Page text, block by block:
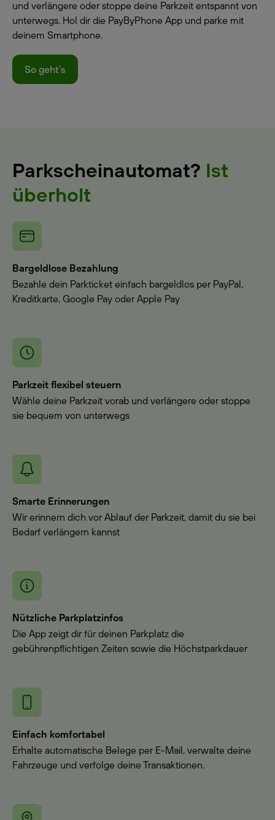
und verlängere oder stoppe deine Parkzeit entspannt von
unterwegs. Hol dir die PayByPhone App und parke mit
deinem Smartphone.
So geht's
Parkscheinautomat? Ist
überholt
Bargeldlose Bezahlung
Bezahle dein Parkticket einfach bargeldlos per PayPal,
Kreditkarte, Google Pay oder Apple Pay
Parkzeit flexibel steuern
Wähle deine Parkzeit vorab und verlängere oder stoppe
sie bequem von unterwegs
Smarte Erinnerungen
Wir erinnern dich vor Ablauf der Parkzeit, damit du sie bei
Bedarf verlängern kannst
Nützliche Parkplatzinfos
Die App zeigt dir für deinen Parkplatz die
gebührenpflichtigen Zeiten sowie die Höchstparkdauer
Einfach komfortabel
Erhalte automatische Belege per E-Mail, verwalte deine
Fahrzeuge und verfolge deine Transaktionen.